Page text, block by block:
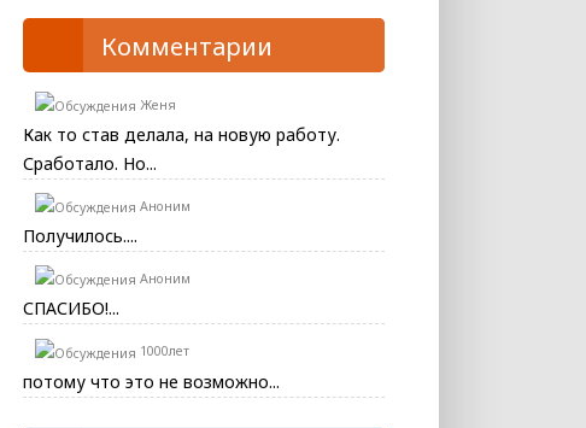
Комментарии
Женя
Как то став делала, на новую работу.
Сработало. Но...
Аноним
Получилось....
Аноним
СПАСИБО!...
1000лет
потому что это не возможно...